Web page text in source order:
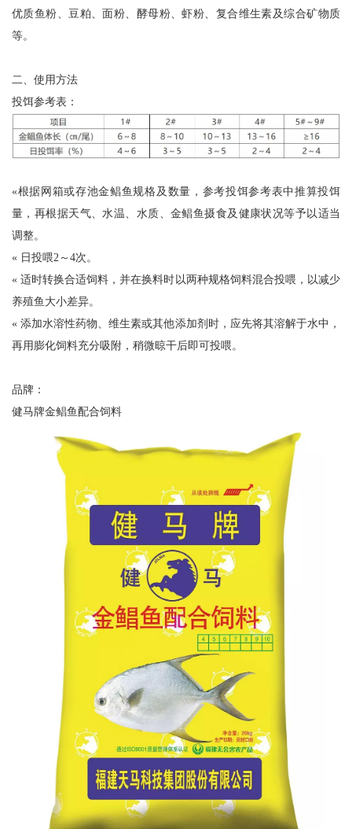
优质鱼粉、豆粕、面粉、酵母粉、虾粉、复合维生素及综合矿物质
等。
二、使用方法
投饵参考表：
«根据网箱或存池金鲳鱼规格及数量，参考投饵参考表中推算投饵
量，再根据天气、水温、水质、金鲳鱼摄食及健康状况等予以适当
调整。
« 日投喂2～4次。
« 适时转换合适饲料，并在换料时以两种规格饲料混合投喂，以减少
养殖鱼大小差异。
« 添加水溶性药物、维生素或其他添加剂时，应先将其溶解于水中，
再用膨化饲料充分吸附，稍微晾干后即可投喂。
品牌：
健马牌金鲳鱼配合饲料